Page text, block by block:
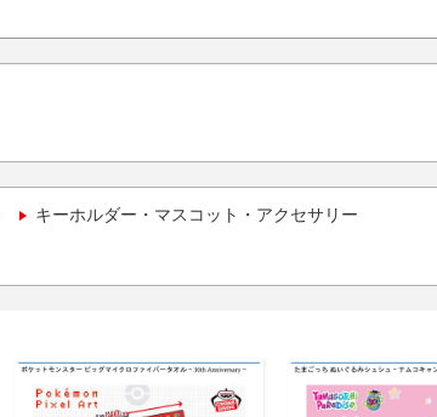
キーホルダー・マスコット・アクセサリー